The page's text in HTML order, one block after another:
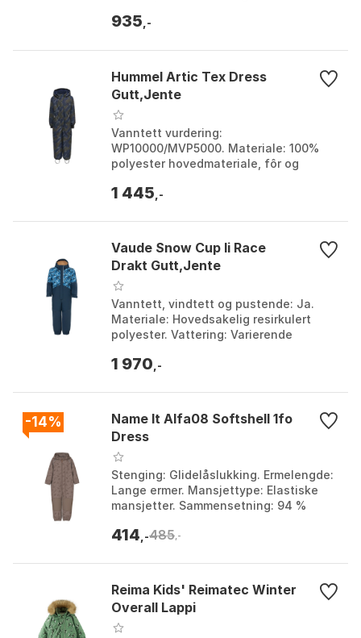
isolasjon med resir...
935 ,-
Hummel Artic Tex Dress
Gutt,Jente
Vanntett vurdering:
WP10000/MVP5000. Materiale: 100%
polyester hovedmateriale, fôr og
stormmansjett med tommelhull.
1 445 ,-
Vaude Snow Cup Ii Race
Drakt Gutt,Jente
Vanntett, vindtett og pustende: Ja.
Materiale: Hovedsakelig resirkulert
polyester. Vattering: Varierende
Barnevennlige funksjoner:...
1 970 ,-
-14%
Name It Alfa08 Softshell 1fo
Dress
Stenging: Glidelåslukking. Ermelengde:
Lange ermer. Mansjettype: Elastiske
mansjetter. Sammensetning: 94 %
Farge: Crown jewe...
414 ,-485 ,-
Reima Kids' Reimatec Winter
Overall Lappi